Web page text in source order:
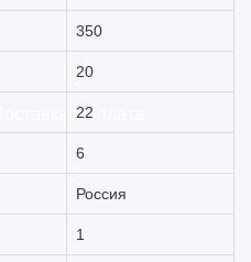
Доставка и оплата
350
20
22
6
Россия
1